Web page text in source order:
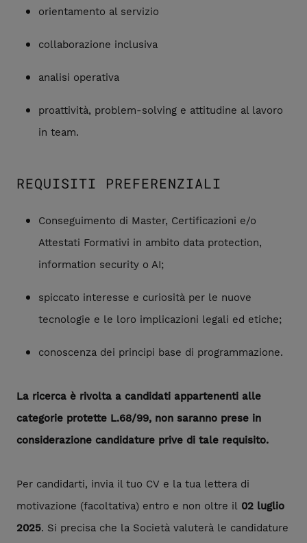
orientamento al servizio
collaborazione inclusiva
analisi operativa
proattività, problem-solving e attitudine al lavoro
in team.
REQUISITI PREFERENZIALI
Conseguimento di Master, Certificazioni e/o
Attestati Formativi in ambito data protection,
information security o AI;
spiccato interesse e curiosità per le nuove
tecnologie e le loro implicazioni legali ed etiche;
conoscenza dei principi base di programmazione.
La ricerca è rivolta a candidati appartenenti alle
categorie protette L.68/99, non saranno prese in
considerazione candidature prive di tale requisito.
Per candidarti, invia il tuo CV e la tua lettera di
motivazione (facoltativa) entro e non oltre il 02 luglio
2025. Si precisa che la Società valuterà le candidature